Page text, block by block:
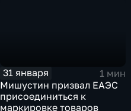
31 января
1 мин
Мишустин призвал ЕАЭС
присоединиться к
маркировке товаров